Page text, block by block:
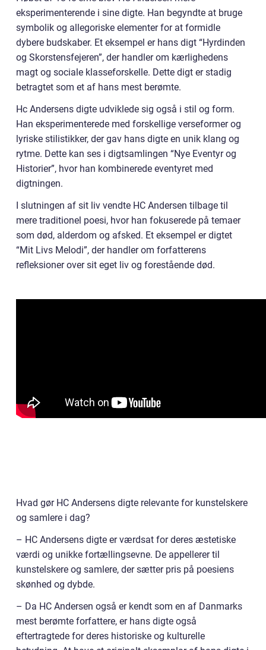
eksperimenterende i sine digte. Han begyndte at bruge
symbolik og allegoriske elementer for at formidle
dybere budskaber. Et eksempel er hans digt “Hyrdinden
og Skorstensfejeren”, der handler om kærlighedens
magt og sociale klasseforskelle. Dette digt er stadig
betragtet som et af hans mest berømte.
Hc Andersens digte udviklede sig også i stil og form.
Han eksperimenterede med forskellige verseformer og
lyriske stilistikker, der gav hans digte en unik klang og
rytme. Dette kan ses i digtsamlingen “Nye Eventyr og
Historier”, hvor han kombinerede eventyret med
digtningen.
I slutningen af sit liv vendte HC Andersen tilbage til
mere traditionel poesi, hvor han fokuserede på temaer
som død, alderdom og afsked. Et eksempel er digtet
“Mit Livs Melodi”, der handler om forfatterens
refleksioner over sit eget liv og forestående død.
Hvad gør HC Andersens digte relevante for kunstelskere
og samlere i dag?
– HC Andersens digte er værdsat for deres æstetiske
værdi og unikke fortællingsevne. De appellerer til
kunstelskere og samlere, der sætter pris på poesiens
skønhed og dybde.
– Da HC Andersen også er kendt som en af Danmarks
mest berømte forfattere, er hans digte også
eftertragtede for deres historiske og kulturelle